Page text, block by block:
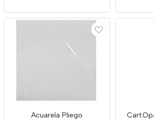
Acuarela Pliego